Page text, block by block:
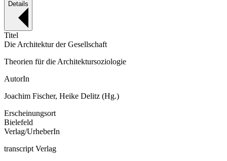
Details
Titel
Die Architektur der Gesellschaft
Theorien für die Architektursoziologie
AutorIn
Joachim Fischer, Heike Delitz (Hg.)
Erscheinungsort
Bielefeld
Verlag/UrheberIn
transcript Verlag